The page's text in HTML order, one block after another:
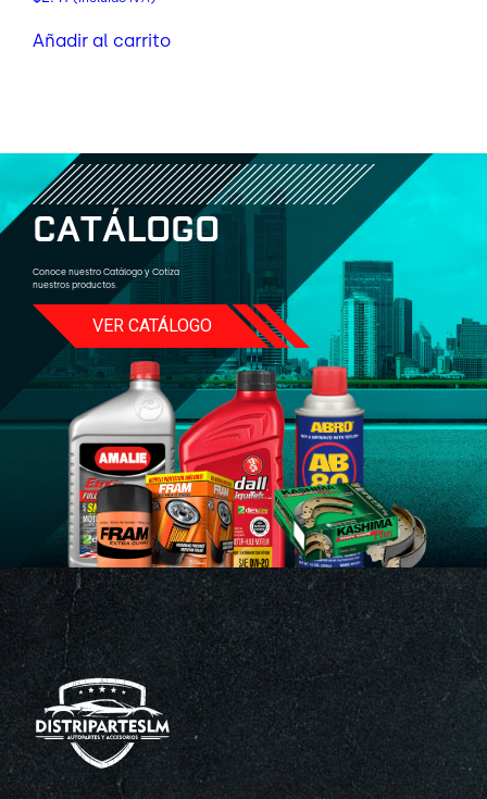
Añadir al carrito
CATÁLOGO
Conoce nuestro Catálogo y Cotiza
nuestros productos.
VER CATÁLOGO